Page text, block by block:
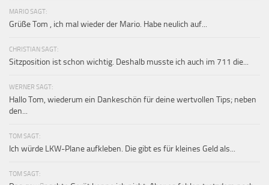
MARIO SAGT:
Grüße Tom , ich mal wieder der Mario. Habe neulich auf...
CHRISTIAN SAGT:
Sitzposition ist schon wichtig. Deshalb musste ich auch im 711 die...
WERNER SAGT:
Hallo Tom, wiederum ein Dankeschön für deine wertvollen Tips; neben
den...
TOM SAGT:
Ich würde LKW-Plane aufkleben. Die gibt es für kleines Geld als...
TOM SAGT: